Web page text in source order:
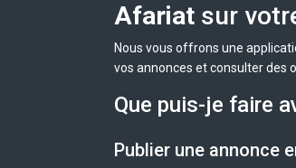
Afariat sur
Nous vous offrons une
vos annonces et consulter des
Que puis-je faire
Publier une annonce